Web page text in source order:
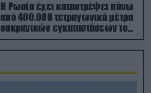
Η Ρωσία έχει καταστρέψει πάνω
από 400.000 τετραγωνικά μέτρα
ουκρανικών εγκαταστάσεων τον
Ιούλιο